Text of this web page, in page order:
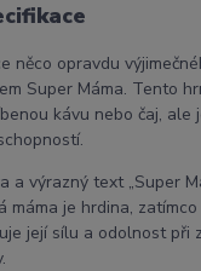
něco opravdu
Super Máma. Tento
kávu nebo čaj, ale
a výrazný text „Super
máma je hrdina,
její sílu a odolnost při